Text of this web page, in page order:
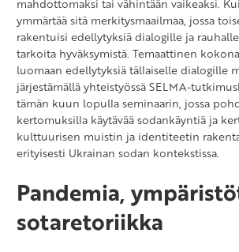
mahdottomaksi tai vähintään vaikeaksi.
ymmärtää sitä merkitysmaailmaa, jossa
rakentuisi edellytyksiä dialogille ja
tarkoita hyväksymistä. Temaattinen
luomaan edellytyksiä tällaiselle dialogille
järjestämällä yhteistyössä SELMA-
tämän kuun lopulla seminaarin, jossa
kertomuksilla käytävää sodankäyntiä ja
kulttuurisen muistin ja identiteetin
erityisesti Ukrainan sodan kontekstissa.
Pandemia,
sotaretoriikka